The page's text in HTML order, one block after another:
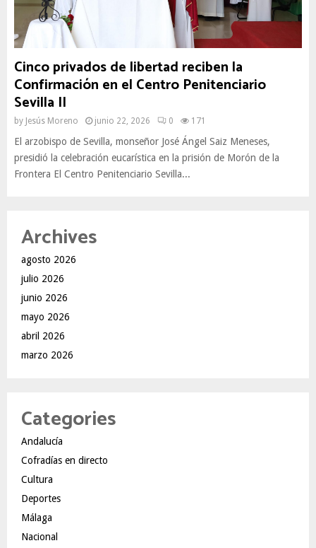
Cinco privados de libertad reciben la
Confirmación en el Centro Penitenciario
Sevilla II
by Jesús Moreno junio 22, 2026 0 171
El arzobispo de Sevilla, monseñor José Ángel Saiz Meneses,
presidió la celebración eucarística en la prisión de Morón de la
Frontera El Centro Penitenciario Sevilla...
Archives
agosto 2026
julio 2026
junio 2026
mayo 2026
abril 2026
marzo 2026
Categories
Andalucía
Cofradías en directo
Cultura
Deportes
Málaga
Nacional